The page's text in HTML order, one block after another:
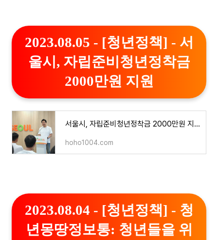
2023.08.05 - [청년정책] - 서
울시, 자립준비청년정착금
2000만원 지원
서울시, 자립준비청년정착금 2000만원 지원
hoho1004.com
2023.08.04 - [청년정책] - 청
년몽땅정보통: 청년들을 위